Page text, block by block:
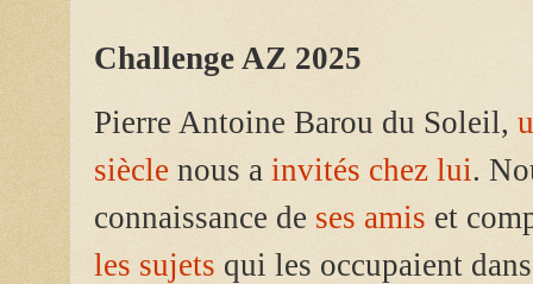
Challenge AZ 2025
Pierre Antoine Barou du Soleil,
siècle nous a invités chez lui.
connaissance de ses amis et
les sujets qui les occupaient